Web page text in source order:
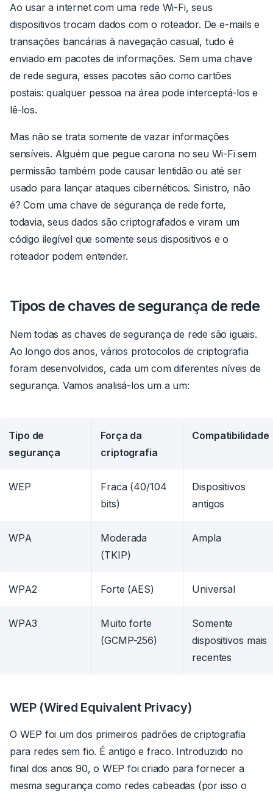
Ao usar a internet com uma rede Wi-Fi, seus
dispositivos trocam dados com o roteador. De e-mails e
transações bancárias à navegação casual, tudo é
enviado em pacotes de informações. Sem uma chave
de rede segura, esses pacotes são como cartões
postais: qualquer pessoa na área pode interceptá-los e
lê-los.
Mas não se trata somente de vazar informações
sensíveis. Alguém que pegue carona no seu Wi-Fi sem
permissão também pode causar lentidão ou até ser
usado para lançar ataques cibernéticos. Sinistro, não
é? Com uma chave de segurança de rede forte,
todavia, seus dados são criptografados e viram um
código ilegível que somente seus dispositivos e o
roteador podem entender.
Tipos de chaves de segurança de rede
Nem todas as chaves de segurança de rede são iguais.
Ao longo dos anos, vários protocolos de criptografia
foram desenvolvidos, cada um com diferentes níveis de
segurança. Vamos analisá-los um a um:
Tipo de
segurança
Força da
criptografia
Compatibilidade
WEP
Fraca (40/104
bits)
Dispositivos
antigos
WPA
Moderada
(TKIP)
Ampla
WPA2 Forte (AES) Universal
WPA3
Muito forte
(GCMP-256)
Somente
dispositivos mais
recentes
WEP (Wired Equivalent Privacy)
O WEP foi um dos primeiros padrões de criptografia
para redes sem fio. É antigo e fraco. Introduzido no
final dos anos 90, o WEP foi criado para fornecer a
mesma segurança como redes cabeadas (por isso o